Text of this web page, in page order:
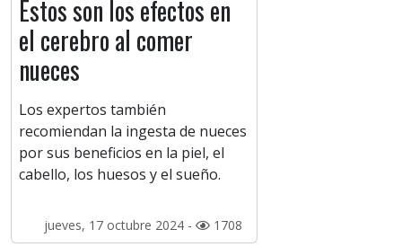
Estos son los efectos en
el cerebro al comer
nueces
Los expertos también
recomiendan la ingesta de nueces
por sus beneficios en la piel, el
cabello, los huesos y el sueño.
jueves, 17 octubre 2024 - 1708